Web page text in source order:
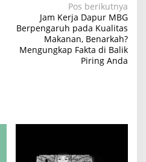
Pos berikutnya
Jam Kerja Dapur MBG
Berpengaruh pada Kualitas
Makanan, Benarkah?
Mengungkap Fakta di Balik
Piring Anda